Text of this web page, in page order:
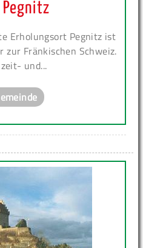
Erholungsort Pegnitz ist
zur Fränkischen Schweiz.
und...